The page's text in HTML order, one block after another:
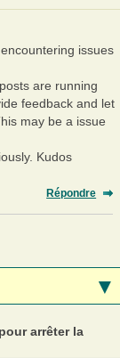
issues
are running
feedback and let
may be a issue
Kudos
Répondre
arrêter la